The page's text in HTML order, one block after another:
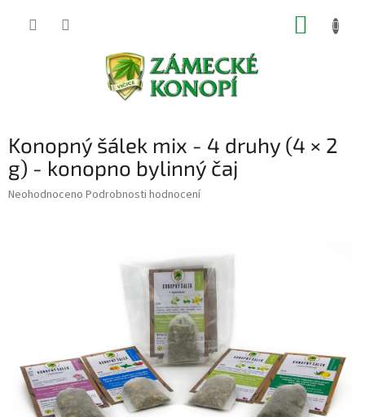
Konopný šálek mix - 4 druhy (4 × 2
g) - konopno bylinný čaj
Průměrné
Neohodnoceno Podrobnosti hodnocení